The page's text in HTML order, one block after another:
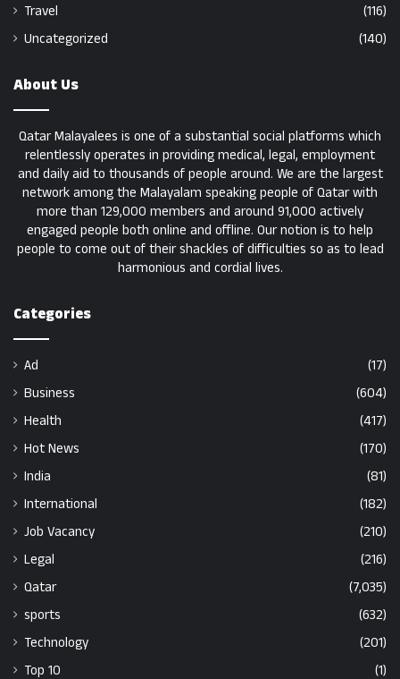
Travel
(116)
Uncategorized
(140)
About Us
Qatar Malayalees is one of a substantial social platforms which
relentlessly operates in providing medical, legal, employment
and daily aid to thousands of people around. We are the largest
network among the Malayalam speaking people of Qatar with
more than 129,000 members and around 91,000 actively
engaged people both online and offline. Our notion is to help
people to come out of their shackles of difficulties so as to lead
harmonious and cordial lives.
Categories
Ad
(17)
Business
(604)
Health
(417)
Hot News
(170)
India
(81)
International
(182)
Job Vacancy
(210)
Legal
(216)
Qatar
(7,035)
sports
(632)
Technology
(201)
Top 10
(1)